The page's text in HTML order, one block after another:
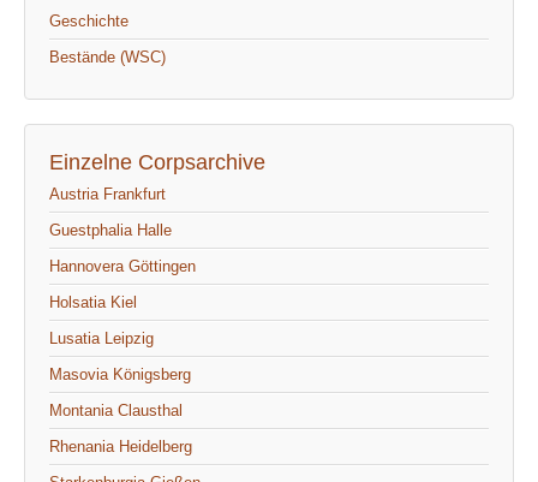
Geschichte
Bestände (WSC)
Einzelne Corpsarchive
Austria Frankfurt
Guestphalia Halle
Hannovera Göttingen
Holsatia Kiel
Lusatia Leipzig
Masovia Königsberg
Montania Clausthal
Rhenania Heidelberg